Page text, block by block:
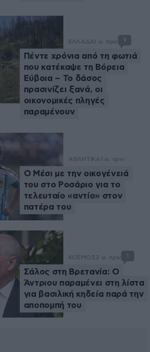
ΕΛΛΑΔΑ 1 ω. πριν 9
Πέντε χρόνια από τη φωτιά
που κατέκαψε τη Βόρεια
Εύβοια – Το δάσος
πρασινίζει ξανά, οι
οικονομικές πληγές
παραμένουν
ΑΘΛΗΤΙΚΑ 1 ω. πριν
Ο Μέσι με την οικογένειά
του στο Ροσάριο για το
τελευταίο «αντίο» στον
πατέρα του
ΚΟΣΜΟΣ2 ω. πριν
Σάλος στη Βρετανία: Ο
Άντριου παραμένει στη λίστα
για βασιλική κηδεία παρά την
αποπομπή του